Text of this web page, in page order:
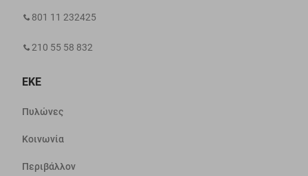
801 11 232425
210 55 58 832
ΕΚΕ
Πυλώνες
Κοινωνία
Περιβάλλον